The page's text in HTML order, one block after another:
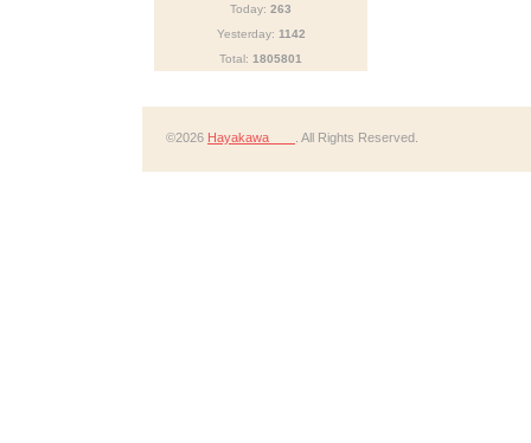
Today: 263
Yesterday: 1142
Total: 1805801
©2026 Hayakawa . All Rights Reserved.